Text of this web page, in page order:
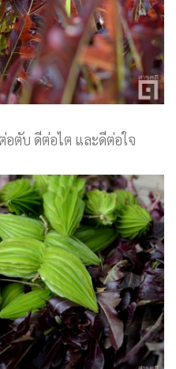
ตับ ดีต่อไต และดีต่อใจ